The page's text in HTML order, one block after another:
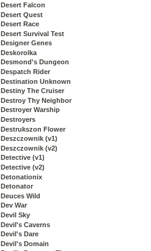
Desert Falcon
Desert Quest
Desert Race
Desert Survival Test
Designer Genes
Deskorolka
Desmond's Dungeon
Despatch Rider
Destination Unknown
Destiny The Cruiser
Destroy Thy Neighbor
Destroyer Warship
Destroyers
Destrukszon Flower
Deszczownik (v1)
Deszczownik (v2)
Detective (v1)
Detective (v2)
Detonationix
Detonator
Deuces Wild
Dev War
Devil Sky
Devil's Caverns
Devil's Dare
Devil's Domain